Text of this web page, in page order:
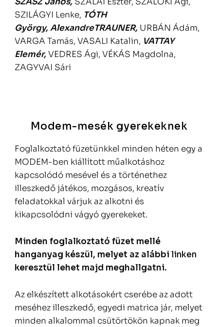
SZILÁGYI Lenke, TÓTH
György,AlexandreTRAUNER, URBÁN Ádám,
VARGA Tamás, VASALI Katalin, VATTAY
Elemér,VEDRES Ági, VÉKÁS Magdolna,
ZAGYVAI Sári
Modem-mesék gyerekeknek
Foglalkoztató füzetünkkel minden héten egy a
MODEM-ben kiállított műalkotáshoz
kapcsolódó mesével és a történethez
illeszkedő játékos, mozgásos, kreatív
feladatokkal várjuk az alkotni és
kikapcsolódni vágyó gyerekeket.
Minden foglalkoztató füzet mellé
hanganyag készül, melyet az alábbi linken
keresztül lehet majd meghallgatni.
Az elkészített alkotásokért cserébe az adott
meséhez illeszkedő, egyedi matrica jár, melyet
minden alkalommal csütörtökön kapnak meg